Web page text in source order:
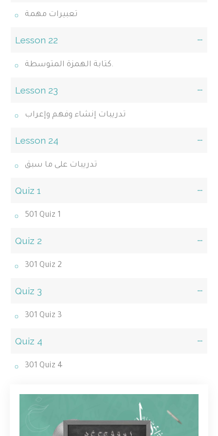
تعبيرات مهمة
Lesson 22
كتابة الهمزة المتوسطة.
Lesson 23
تدريبات إنشاء وفهم وإعراب
Lesson 24
تدريبات على ما سبق
Quiz 1
501 Quiz 1
Quiz 2
301 Quiz 2
Quiz 3
301 Quiz 3
Quiz 4
301 Quiz 4